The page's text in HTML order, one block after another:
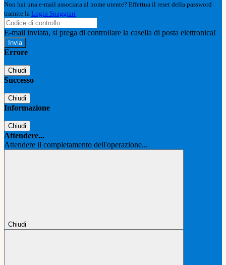
Non hai una e-mail associata al nome utente? Effettua il reset della password
tramite la Login Spaggiari
E-mail inviata, si prega di controllare la casella di posta elettronica!
Errore
Chiudi
Successo
Chiudi
Informazione
Chiudi
Attendere...
Attendere il completamento dell'operazione...
Chiudi